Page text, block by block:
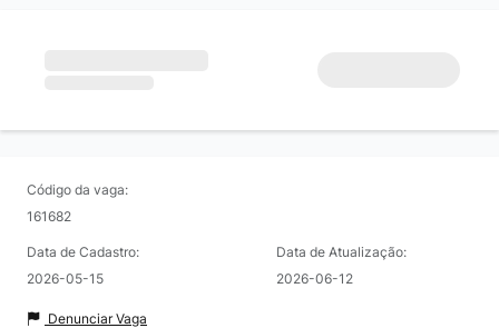
Código da vaga:
161682
Data de Cadastro:
2026-05-15
Data de Atualização:
2026-06-12
Denunciar Vaga